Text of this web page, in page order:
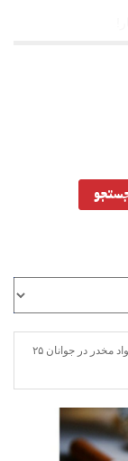
» دسته‌بندی نشده » بیشترین وابستگی به مواد مخدر در جوانان ۲۵